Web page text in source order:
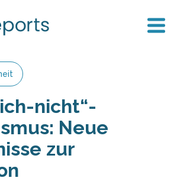
nicht“-
Neue
zur